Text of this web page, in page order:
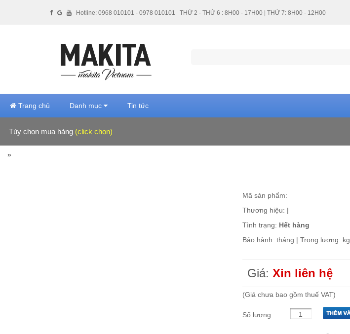
Trang chủ Danh mục Tin tức
Tùy chọn mua hàng (click chọn)
»
Mã sản phẩm:
Thương hiệu: |
Tình trạng: Hết hàng
Bảo hành: tháng | Trọng lượng: kg
Giá: Xin liên hệ
(Giá chưa bao gồm thuế VAT)
Số lượng
Hotline: 0968 010101 - 0978 010101 THỨ 2 - THỨ 6 : 8H00 - 17H00 | THỨ 7: 8H00 - 12H00